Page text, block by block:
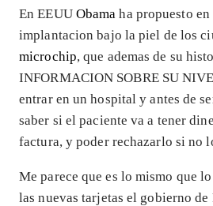
En EEUU Obama ha propuesto
implantacion bajo la piel de los
microchip, que ademas de su
INFORMACION SOBRE SU
entrar en un hospital y antes de
saber si el paciente va a tener
factura, y poder rechazarlo si no
Me parece que es lo mismo que
las nuevas tarjetas el gobierno de